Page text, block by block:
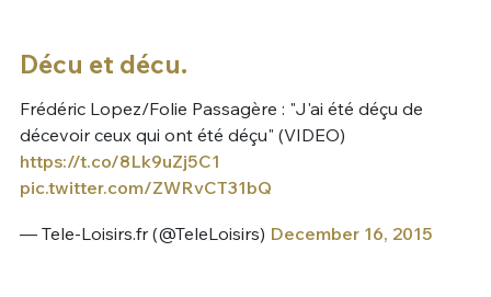
Décu et décu.
Frédéric Lopez/Folie Passagère : "J'ai été déçu de
décevoir ceux qui ont été déçu" (VIDEO)
https://t.co/8Lk9uZj5C1
pic.twitter.com/ZWRvCT31bQ
— Tele-Loisirs.fr (@TeleLoisirs) December 16, 2015